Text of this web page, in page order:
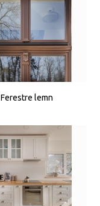
Ferestre lemn